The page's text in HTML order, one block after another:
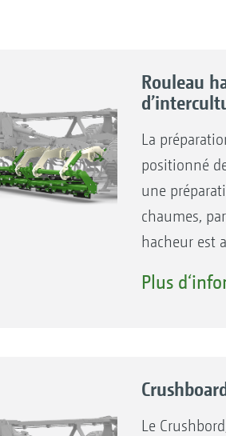
Rouleau
La
positionné
une
chaumes,
hacheur est
récolte sur
Plus
Le